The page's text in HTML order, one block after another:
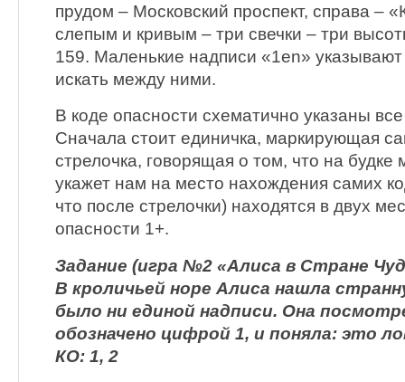
прудом – Московский проспект, справа –
слепым и кривым – три свечки – три
159. Маленькие надписи «1en»
искать между ними.
В коде опасности схематично указаны
Сначала стоит единичка, маркирующая
стрелочка, говорящая о том, что на
укажет нам на место нахождения самих
что после стрелочки) находятся в двух
опасности 1+.
Задание (игра №2 «Алиса в Стране
В кроличьей норе Алиса нашла
было ни единой надписи. Она
обозначено цифрой 1, и поняла: это
КО: 1, 2